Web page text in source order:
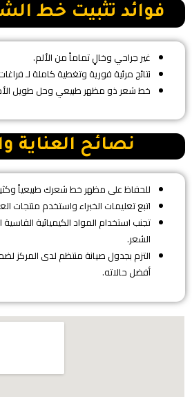
​فوائد تثبيت خط
​غير جراحي وخالٍ تماماً من الألم.
​نتائج مرئية فورية وتغطية كاملة لـ
​خط شعر ذو مظهر طبيعي وحل طويل
​نصائح العناية
​للحفاظ على مظهر خط شعرك طبيعياً
​اتبع تعليمات الخبراء واستخدم منتجات
​تجنب استخدام المواد الكيميائية
الشعر.
​التزم بجدول صيانة منتظم لدى المركز
أفضل حالاته.